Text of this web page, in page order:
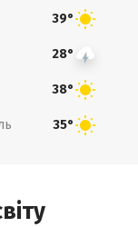
39°
28°
38°
35°